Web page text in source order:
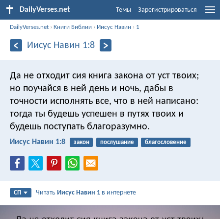
DailyVerses.net Темы Зарегистрироваться
DailyVerses.net ›Книги Библии › Иисус Навин › 1
Иисус Навин 1:8
Да не отходит сия книга закона от уст твоих;
но поучайся в ней день и ночь, дабы в
точности исполнять все, что в ней написано:
тогда ты будешь успешен в путях твоих и
будешь поступать благоразумно.
Иисус Навин 1:8 закон послушание благословение
СП ЧитатьИисус Навин 1 в интернете